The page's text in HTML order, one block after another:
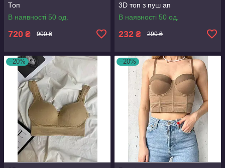
Топ
В наявності 50 од.
720 ₴ 900 ₴
3D топ з пуш ап
В наявності 50 од.
232 ₴ 290 ₴
–20% –20%